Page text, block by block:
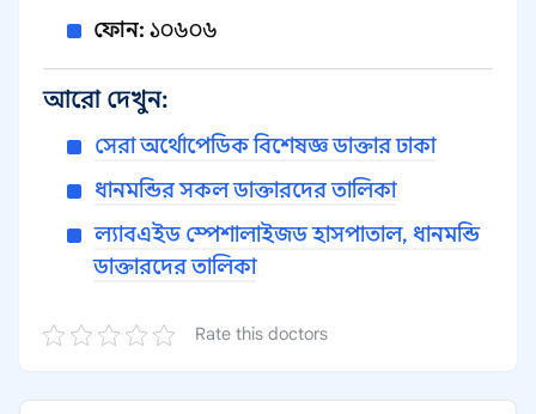
ফোন: ১০৬০৬
আরো দেখুন:
সেরা অর্থোপেডিক বিশেষজ্ঞ ডাক্তার ঢাকা
ধানমন্ডির সকল ডাক্তারদের তালিকা
ল্যাবএইড স্পেশালাইজড হাসপাতাল, ধানমন্ডি
ডাক্তারদের তালিকা
Rate this doctors